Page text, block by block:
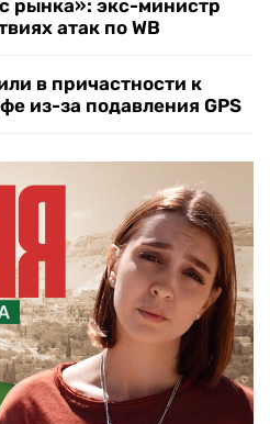
рынка»: экс-министр
атак по WB
в причастности к
из-за подавления GPS